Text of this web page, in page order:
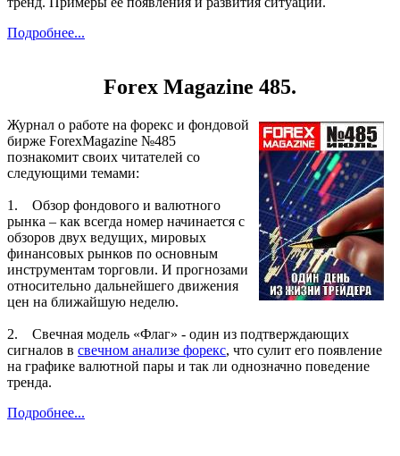
Подробнее...
Forex Magazine 485.
Журнал о работе на форекс и фондовой
бирже ForexMagazine №485
познакомит своих читателей со
следующими темами:
1. Обзор фондового и валютного
рынка – как всегда номер начинается с
обзоров двух ведущих, мировых
финансовых рынков по основным
инструментам торговли. И прогнозами
относительно дальнейшего движения
цен на ближайшую неделю.
2. Свечная модель «Флаг» - один из подтверждающих
сигналов в свечном анализе форекс, что сулит его появление
на графике валютной пары и так ли однозначно поведение
тренда.
Подробнее...